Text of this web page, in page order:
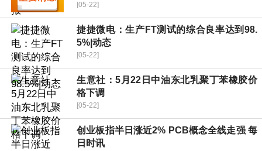
[05-22]
捷捷微电：生产FT测试的综合良率达到98.
5%|动态
[05-22]
生意社：5月22日中油东北乳聚丁苯橡胶价
格下调
[05-22]
创业板指半日涨近2% PCB概念全线走强 每
日时讯